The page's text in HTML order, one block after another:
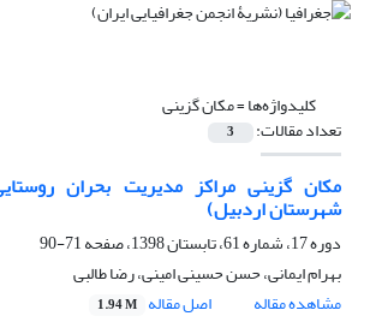
کلیدواژه‌ها =مکان گزینی
تعداد مقالات: 3
مکان گزینی مراکز مدیریت بحران
شهرستان اردبیل)
دوره 17، شماره 61، تابستان 1398، صفحه
71-90
بهرام ایمانی، حسن حسینی امینی، رضا طالبی
مشاهده مقاله
اصل مقاله 1.94 M